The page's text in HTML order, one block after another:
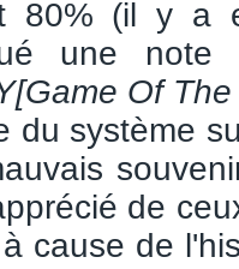
80% (il y a
une note
[Game Of
du système
de
cause de